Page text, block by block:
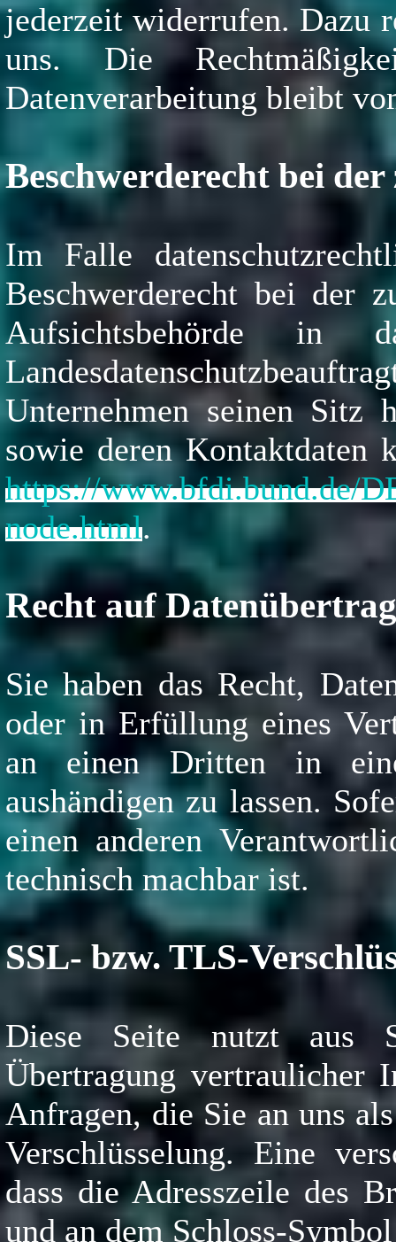
jederzeit widerrufen. Dazu
uns. Die
Datenverarbeitung bleibt
Beschwerderecht bei
Im Falle
Beschwerderecht bei der
Aufsichtsbehörde in
Unternehmen seinen Sitz
sowie deren Kontaktdaten
https://www.bfdi.bund.de/
node.html.
Recht auf
Sie haben das Recht,
oder in Erfüllung eines
an einen Dritten in
aushändigen zu lassen.
einen anderen
technisch machbar ist.
SSL- bzw. TLS-
Diese Seite nutzt aus
Übertragung vertraulicher
Anfragen, die Sie an uns
Verschlüsselung. Eine
dass die Adresszeile des
und an dem Schloss-